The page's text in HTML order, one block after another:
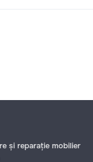
și reparație mobilier